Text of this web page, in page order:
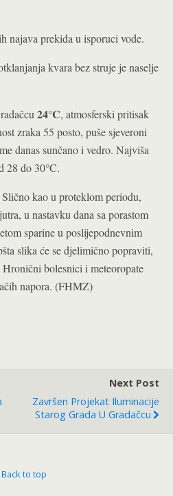
najava prekida u isporuci vode.
kvara bez struje je naselje
24°C, atmosferski pritisak
zraka 55 posto, puše sjeveroni
danas sunčano i vedro. Najviša
28 do 30°C.
Slično kao u proteklom periodu,
u nastavku dana sa porastom
sparine u poslijepodnevnim
slika će se djelimično popraviti,
bolesnici i meteoropate
napora. (FHMZ)
Next Post
Završen Projekat Iluminacije
Starog Grada U Gradačcu
Back to top